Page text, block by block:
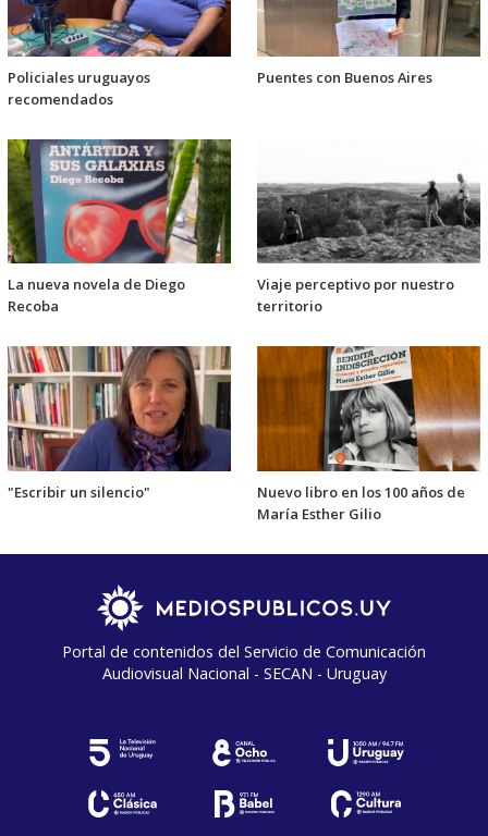
Policiales uruguayos
recomendados
Puentes con Buenos Aires
La nueva novela de Diego
Recoba
Viaje perceptivo por nuestro
territorio
"Escribir un silencio"
Nuevo libro en los 100 años de
María Esther Gilio
Portal de contenidos del Servicio de Comunicación
Audiovisual Nacional - SECAN - Uruguay